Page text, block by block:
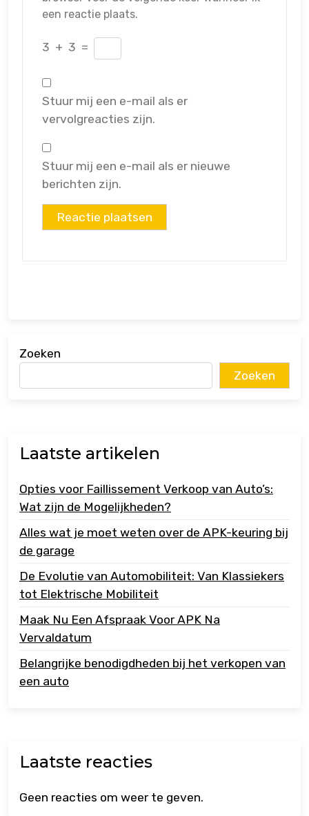
een reactie plaats.
3 + 3 =
Stuur mij een e-mail als er
vervolgreacties zijn.
Stuur mij een e-mail als er nieuwe
berichten zijn.
Zoeken
Zoeken
Laatste artikelen
Opties voor Faillissement Verkoop van Auto’s:
Wat zijn de Mogelijkheden?
Alles wat je moet weten over de APK-keuring bij
de garage
De Evolutie van Automobiliteit: Van Klassiekers
tot Elektrische Mobiliteit
Maak Nu Een Afspraak Voor APK Na
Vervaldatum
Belangrijke benodigdheden bij het verkopen van
een auto
Laatste reacties
Geen reacties om weer te geven.